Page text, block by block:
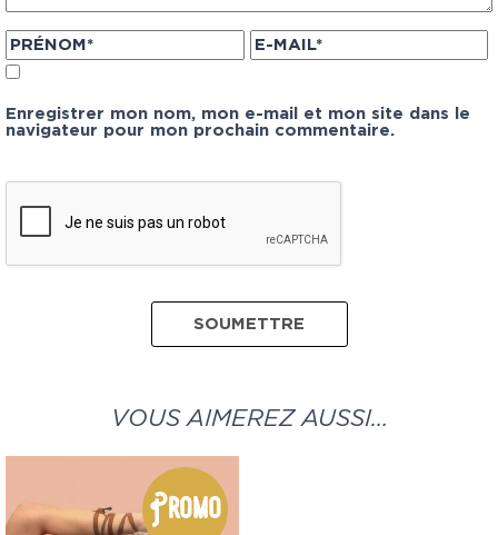
Enregistrer mon nom, mon e-mail et mon site dans le
navigateur pour mon prochain commentaire.
VOUS AIMEREZ AUSSI…
Promo